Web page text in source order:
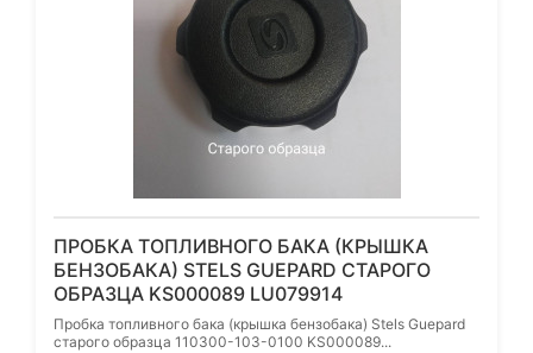
ПРОБКА ТОПЛИВНОГО БАКА (КРЫШКА
БЕНЗОБАКА) STELS GUEPARD СТАРОГО
ОБРАЗЦА KS000089 LU079914
Пробка топливного бака (крышка бензобака) Stels Guepard
старого образца 110300-103-0100 KS000089...